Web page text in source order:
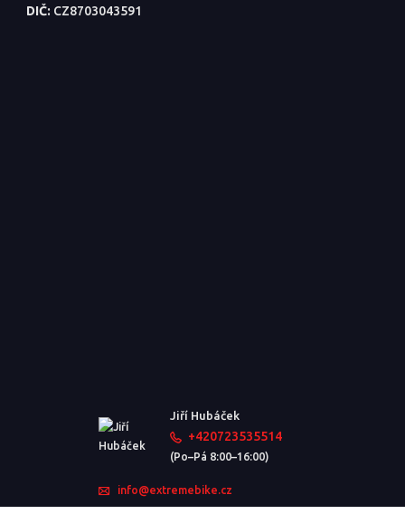
DIČ: CZ8703043591
Jiří Hubáček
+420723535514
(Po–Pá 8:00–16:00)
info@extremebike.cz